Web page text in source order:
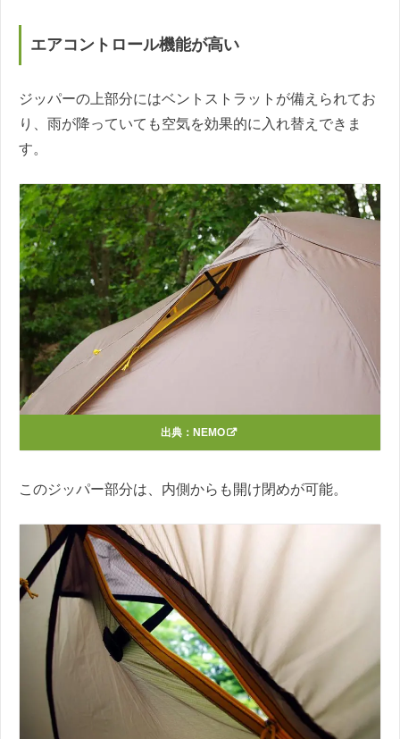
エアコントロール機能が高い
ジッパーの上部分にはベントストラットが備えられてお
り、雨が降っていても空気を効果的に入れ替えできま
す。
出典： NEMO
このジッパー部分は、内側からも開け閉めが可能。